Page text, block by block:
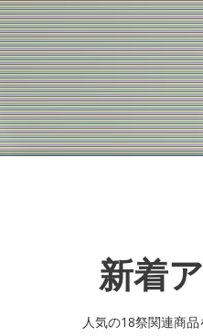
新着
人気の18祭関連商